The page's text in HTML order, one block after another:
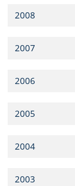
2008
2007
2006
2005
2004
2003